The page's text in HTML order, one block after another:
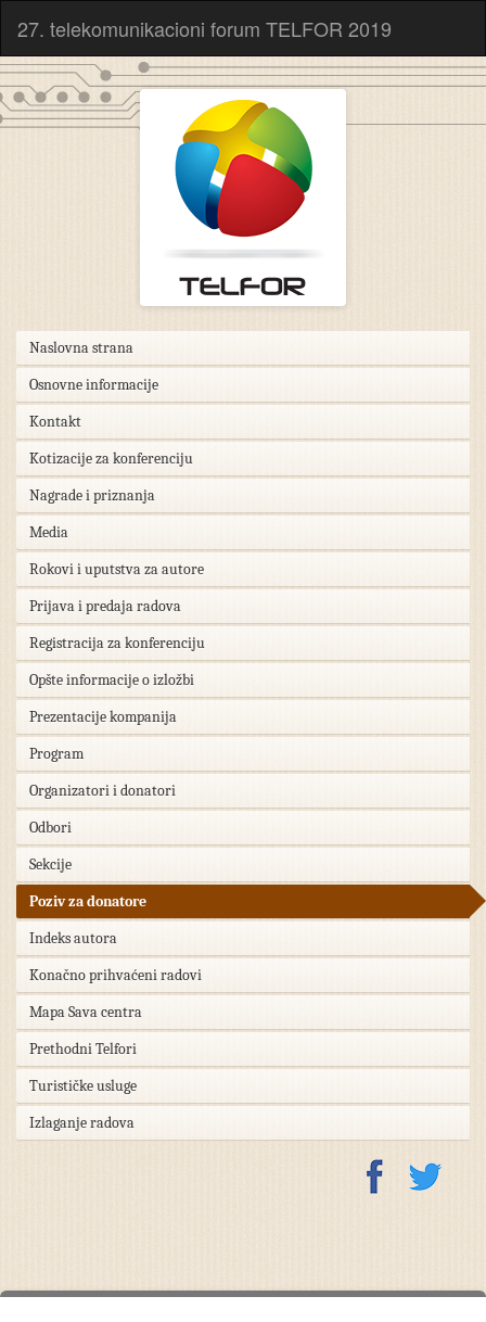
27. telekomunikacioni forum TELFOR 2019
Naslovna strana
Osnovne informacije
Kontakt
Kotizacije za konferenciju
Nagrade i priznanja
Media
Rokovi i uputstva za autore
Prijava i predaja radova
Registracija za konferenciju
Opšte informacije o izložbi
Prezentacije kompanija
Program
Organizatori i donatori
Odbori
Sekcije
Poziv za donatore
Indeks autora
Konačno prihvaćeni radovi
Mapa Sava centra
Prethodni Telfori
Turističke usluge
Izlaganje radova